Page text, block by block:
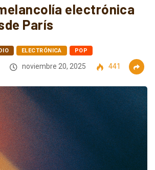
electrónica
París
ELECTRÓNICA POP
noviembre 20, 2025 441